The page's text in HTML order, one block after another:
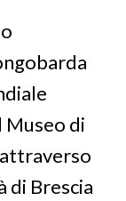
Museo di
attraverso
di Brescia